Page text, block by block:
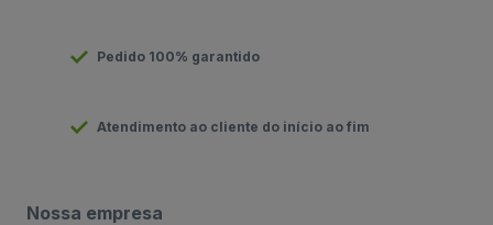
Pedido 100% garantido
Atendimento ao cliente do início ao fim
Nossa empresa